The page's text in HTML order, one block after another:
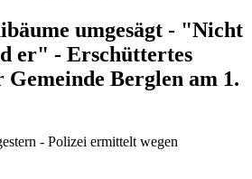
umgesägt - "Nicht
er" - Erschüttertes
Gemeinde Berglen am 1.
- Polizei ermittelt wegen